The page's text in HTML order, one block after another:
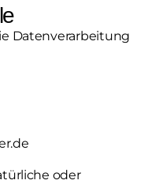
Datenverarbeitung
oder